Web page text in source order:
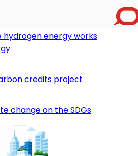
hydrogen energy works
credits project
change on the SDGs